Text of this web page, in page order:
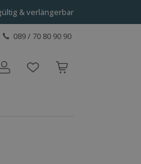
& verlängerbar
089 / 70 80 90 90
Benutzerkonto